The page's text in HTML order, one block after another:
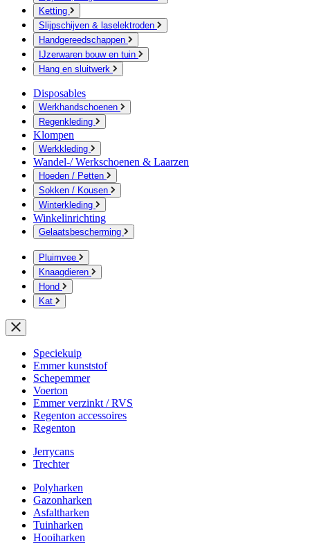
Ketting
Slijpschijven & laselektroden
Handgereedschappen
IJzerwaren bouw en tuin
Hang en sluitwerk
Disposables
Werkhandschoenen
Regenkleding
Klompen
Werkkleding
Wandel-/ Werkschoenen & Laarzen
Hoeden / Petten
Sokken / Kousen
Winterkleding
Winkelinrichting
Gelaatsbescherming
Pluimvee
Knaagdieren
Hond
Kat
Speciekuip
Emmer kunststof
Schepemmer
Voerton
Emmer verzinkt / RVS
Regenton accessoires
Regenton
Jerrycans
Trechter
Polyharken
Gazonharken
Asfaltharken
Tuinharken
Hooiharken